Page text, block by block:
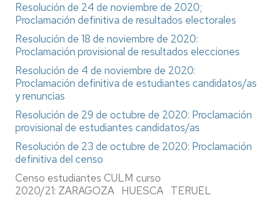
Resolución de 24 de noviembre de 2020;
Proclamación definitiva de resultados electorales
Resolución de 18 de noviembre de 2020:
Proclamación provisional de resultados elecciones
Resolución de 4 de noviembre de 2020:
Proclamación definitiva de estudiantes candidatos/as
y renuncias
Resolución de 29 de octubre de 2020: Proclamación
provisional de estudiantes candidatos/as
Resolución de 23 de octubre de 2020: Proclamación
definitiva del censo
Censo estudiantes CULM curso
2020/21: ZARAGOZA HUESCA TERUEL